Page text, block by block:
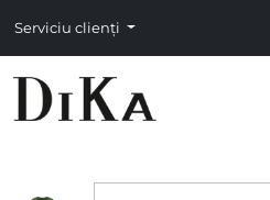
Serviciu clienți